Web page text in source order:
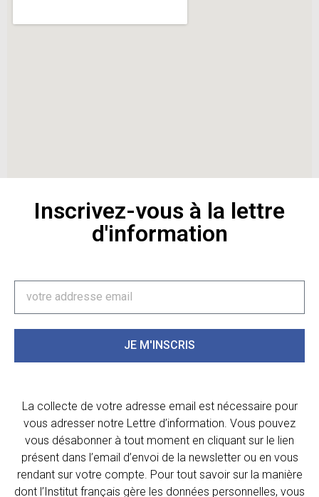
Inscrivez-vous à la lettre
d'information
JE M'INSCRIS
La collecte de votre adresse email est nécessaire pour
vous adresser notre Lettre d’information. Vous pouvez
vous désabonner à tout moment en cliquant sur le lien
présent dans l’email d’envoi de la newsletter ou en vous
rendant sur votre compte. Pour tout savoir sur la manière
dont l’Institut français gère les données personnelles, vous